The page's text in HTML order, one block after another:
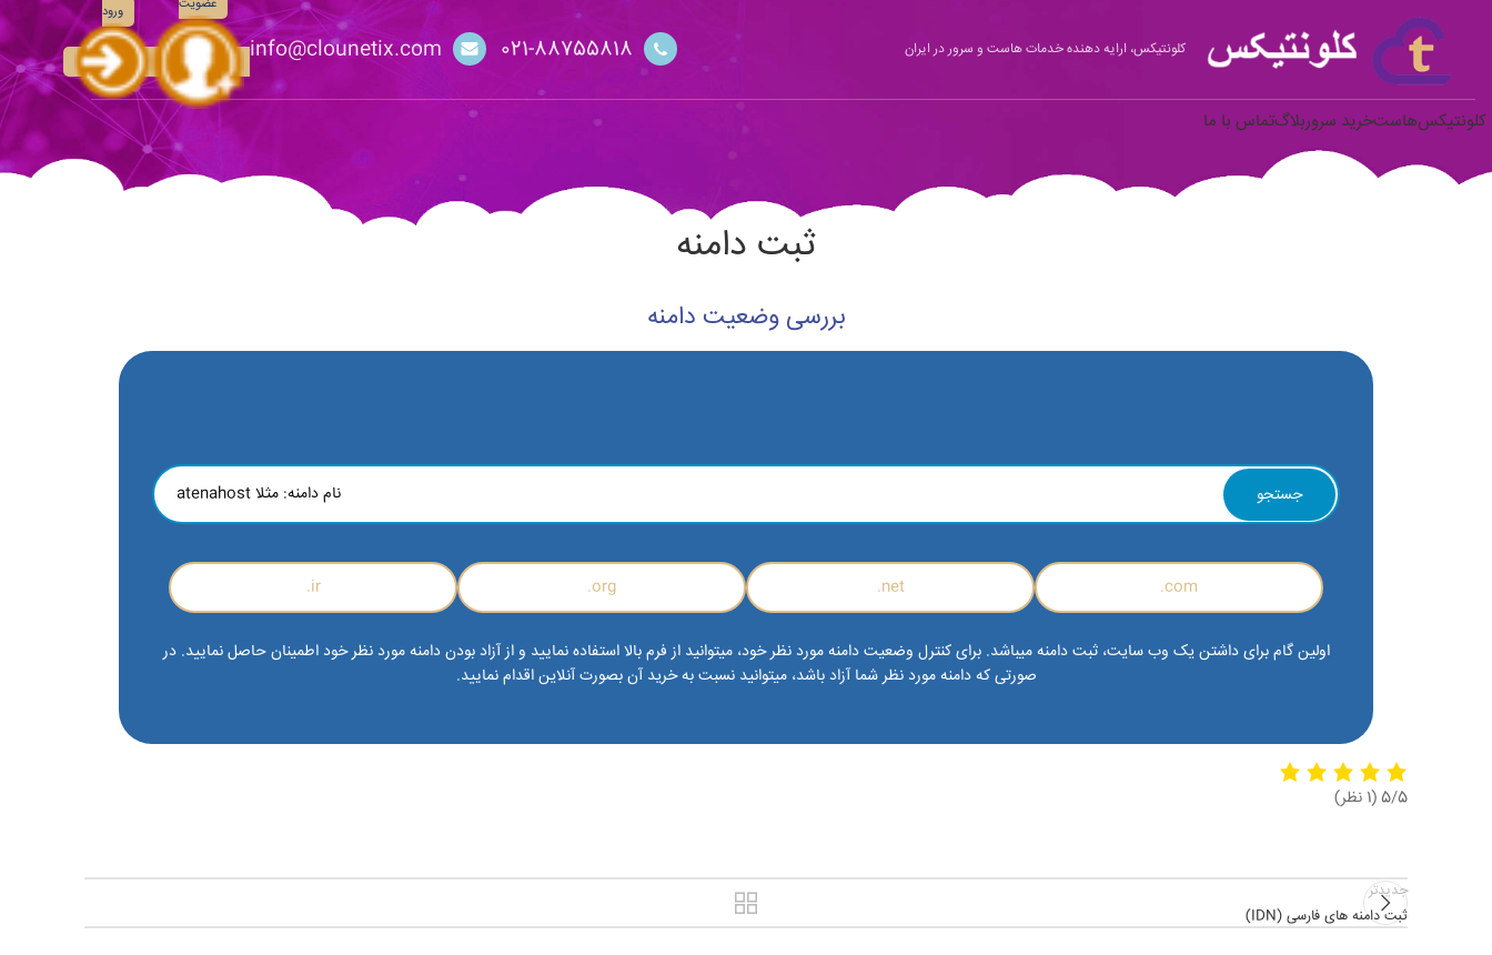
کلونتیکس، ارایه دهنده خدمات هاست و سرور در ایران 021-88755818
info@clounetix.com
ورود
کلونتیکسهاستخرید سروربلاگتماس با ما
ثبت دامنه
بررسی وضعیت دامنه
جستجو
com.
net.
org.
ir.
اولین گام برای داشتن یک وب سایت، ثبت دامنه میباشد. برای کنترل وضعیت دامنه مورد نظر خود، میتوانید از فرم بالا استفاده نمایید و از آزاد بودن دامنه مورد نظر خود اطمینان حاصل نمایید. در
صورتی که دامنه مورد نظر شما آزاد باشد، میتوانید نسبت به خرید آن بصورت آنلاین اقدام نمایید.
5/5(1 نظر)
جدیدتر
ثبت دامنه های فارسی (IDN)